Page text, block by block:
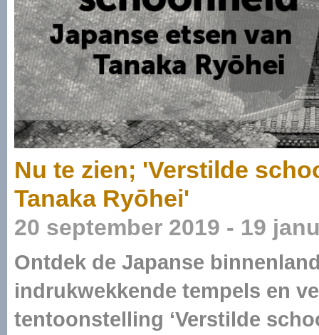
Nu te zien; 'Verstilde
Tanaka Ryōhei'
20 september 2019 - 19
Ontdek de Japanse
indrukwekkende tempels en
tentoonstelling ‘Verstilde